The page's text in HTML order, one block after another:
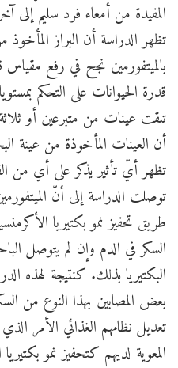
المفيدة من أمعاء فرد سليم
تظهر الدراسة أن البراز المأخوذ
بالميتفورمين نجح في رفع
قدرة الحيوانات على التحكم
تلقت عينات من متبرعين أو
أن العينات المأخوذة من عينة
تظهر أيّ تأثير يذكر على أي من
توصلت الدراسة إلى أنّ
طريق تحفيز نمو بكتيريا
السكر في الدم وإن لم يتوصل
البكتيريا بذلك. كنتيجة لهذه
بعض المصابين بهذا النوع من
تعديل نظامهم الغذائي الأمر
المعوية لديهم كتحفيز نمو